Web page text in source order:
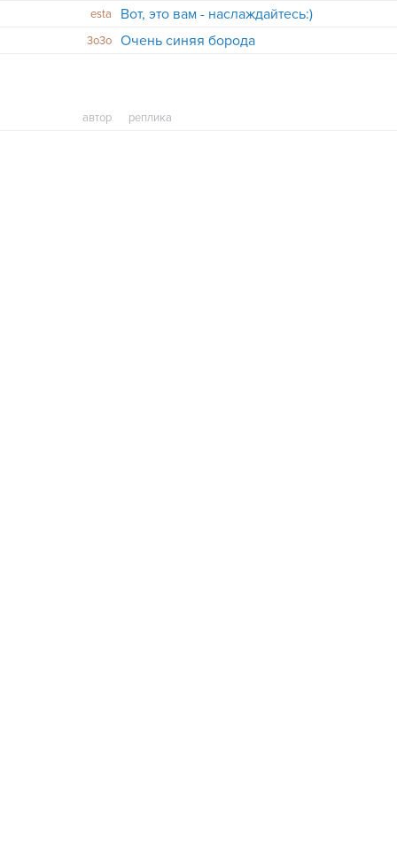
esta Вот, это вам - наслаждайтесь:)
3о3о Очень синяя борода
автор реплика